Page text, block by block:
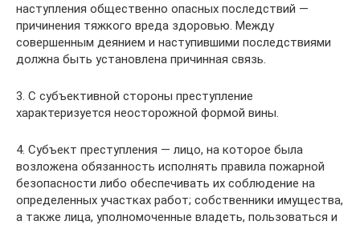
наступления общественно опасных последствий —
причинения тяжкого вреда здоровью. Между
совершенным деянием и наступившими последствиями
должна быть установлена причинная связь.
3. С субъективной стороны преступление
характеризуется неосторожной формой вины.
4. Субъект преступления — лицо, на которое была
возложена обязанность исполнять правила пожарной
безопасности либо обеспечивать их соблюдение на
определенных участках работ; собственники имущества,
а также лица, уполномоченные владеть, пользоваться и